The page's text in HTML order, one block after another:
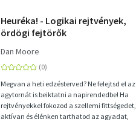
Heuréka! - Logikai rejtvények,
ördögi fejtörők
Dan Moore
Megvan a heti edzésterved? Ne felejtsd el az
agytornát is beiktatni a napirendedbe! Ha
rejtvényekkel fokozod a szellemi fittségedet,
aktívan és élénken tarthatod az agyadat,